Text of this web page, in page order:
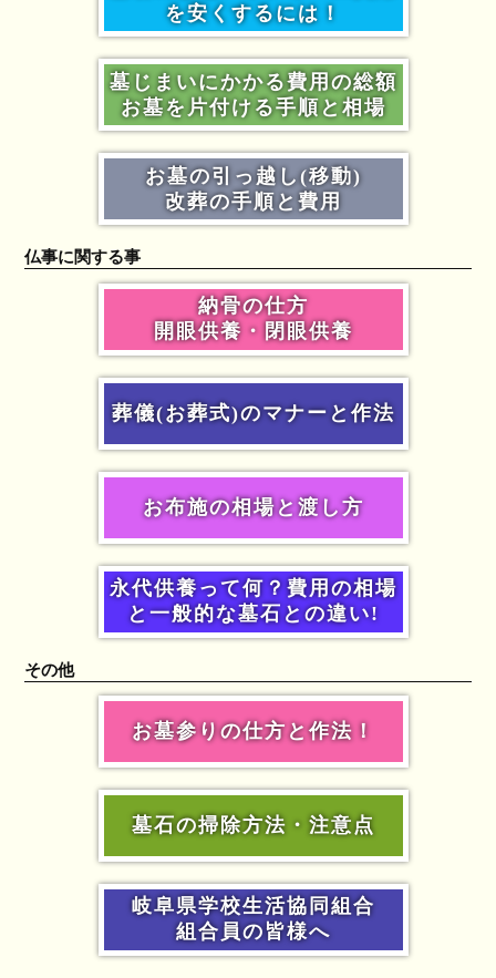
を安くするには！
墓じまいにかかる費用の総額
お墓を片付ける手順と相場
お墓の引っ越し(移動)
改葬の手順と費用
仏事に関する事
納骨の仕方
開眼供養・閉眼供養
葬儀(お葬式)のマナーと作法
お布施の相場と渡し方
永代供養って何？費用の相場
と一般的な墓石との違い!
その他
お墓参りの仕方と作法！
墓石の掃除方法・注意点
岐阜県学校生活協同組合
組合員の皆様へ